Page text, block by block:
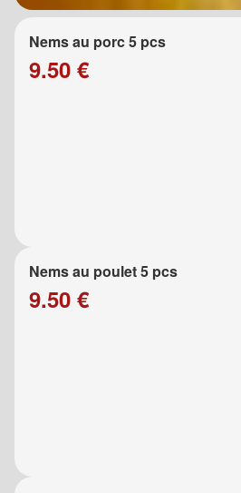
Nems au porc 5 pcs
9.50 €
Nems au poulet 5 pcs
9.50 €